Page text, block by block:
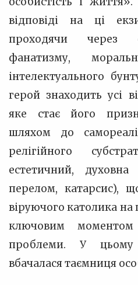
відповіді на ці
проходячи через
фанатизму,
інтелектуального
герой знаходить усі
яке стає його
шляхом до
релігійного
естетичний,
перелом, катарсис),
віруючого католика
ключовим
проблеми. У цьому
вбачалася таємниця